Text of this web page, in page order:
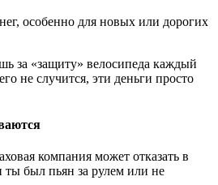
особенно для новых или дорогих
за «защиту» велосипеда каждый
не случится, эти деньги просто
компания может отказать в
был пьян за рулем или не